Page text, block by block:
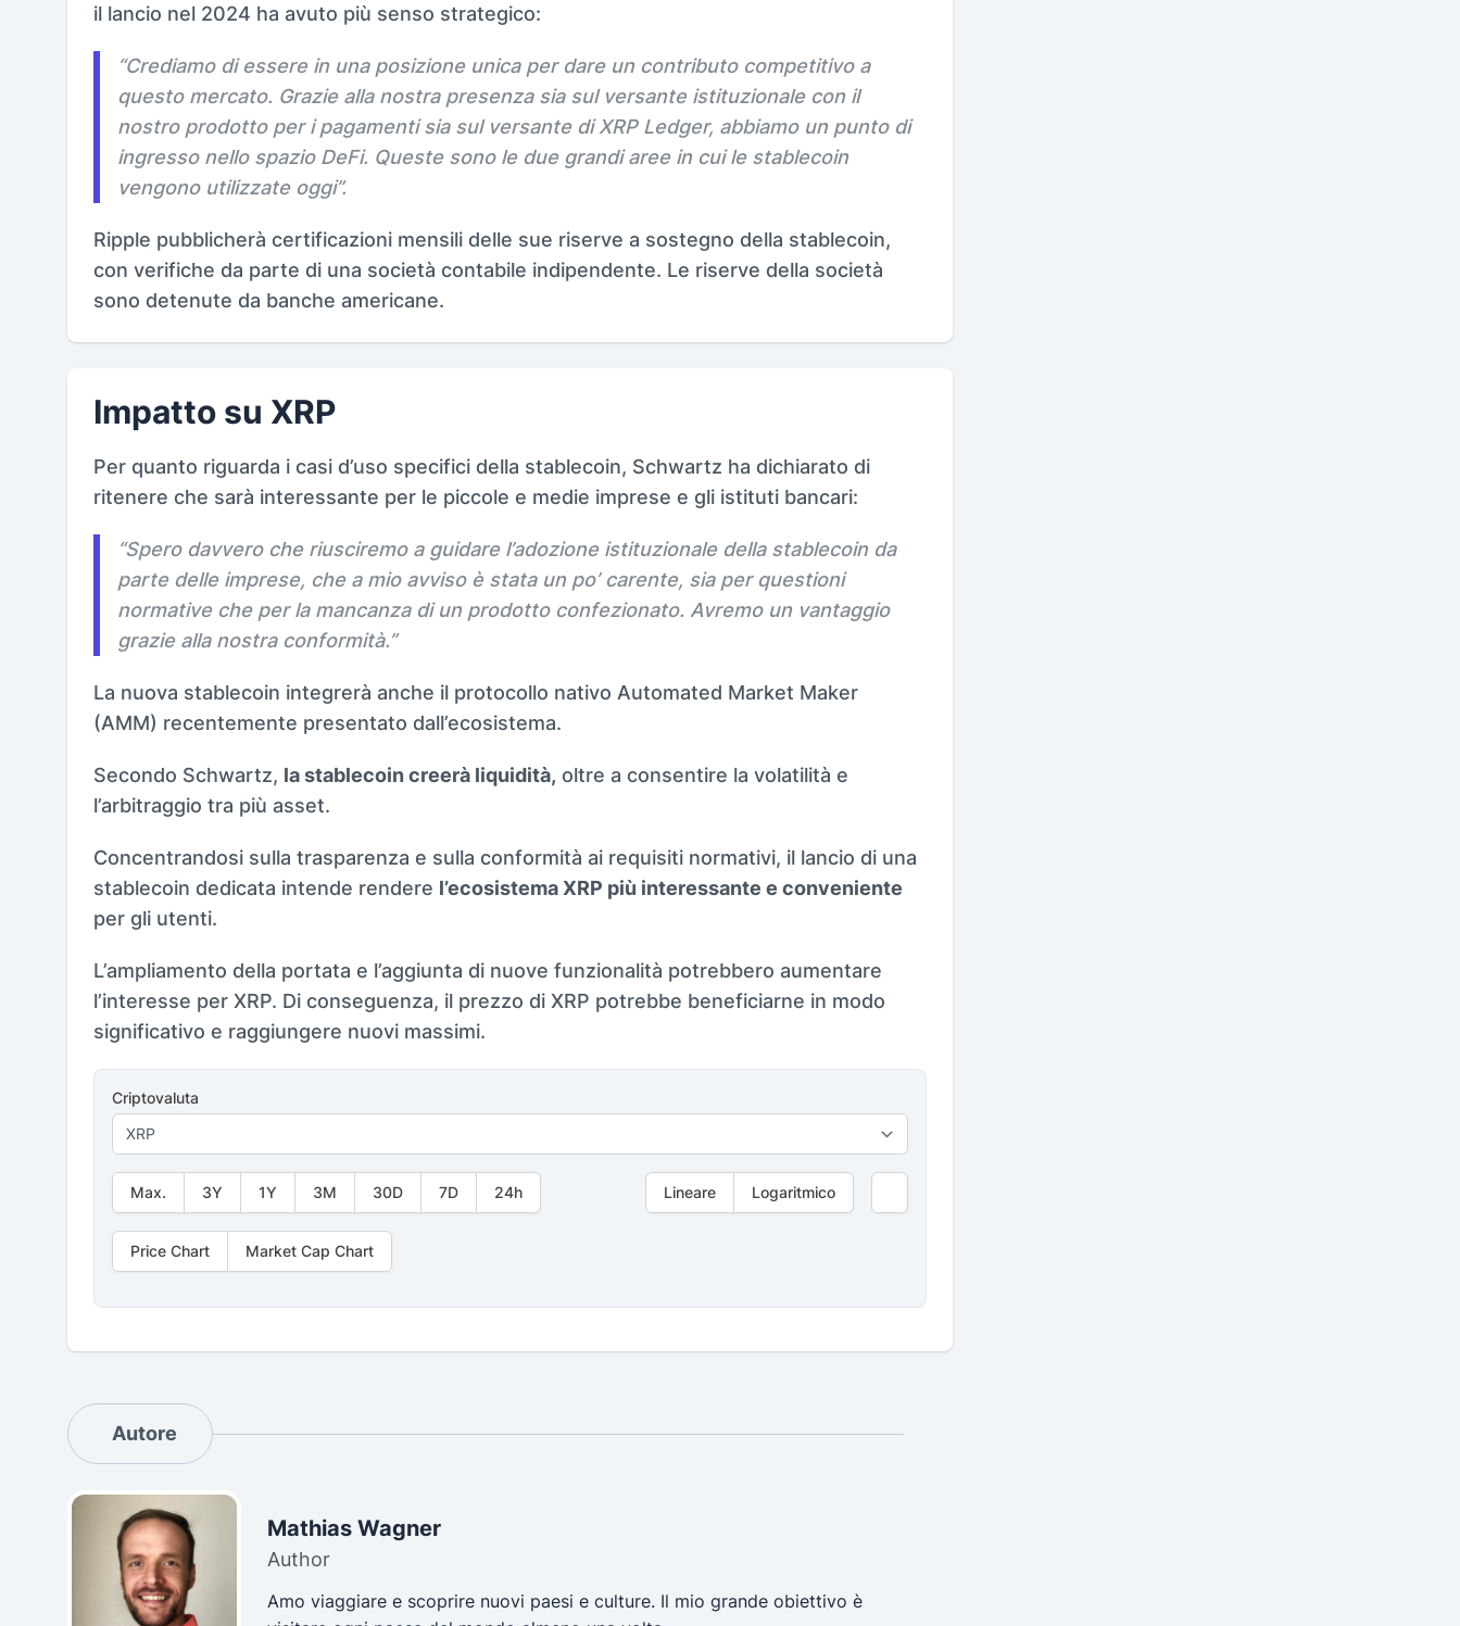
il lancio nel 2024 ha avuto più senso strategico:
“Crediamo di essere in una posizione unica per dare un contributo competitivo a
questo mercato. Grazie alla nostra presenza sia sul versante istituzionale con il
nostro prodotto per i pagamenti sia sul versante di XRP Ledger, abbiamo un punto di
ingresso nello spazio DeFi. Queste sono le due grandi aree in cui le stablecoin
vengono utilizzate oggi”.
Ripple pubblicherà certificazioni mensili delle sue riserve a sostegno della stablecoin,
con verifiche da parte di una società contabile indipendente. Le riserve della società
sono detenute da banche americane.
Impatto su XRP
Per quanto riguarda i casi d’uso specifici della stablecoin, Schwartz ha dichiarato di
ritenere che sarà interessante per le piccole e medie imprese e gli istituti bancari:
“Spero davvero che riusciremo a guidare l’adozione istituzionale della stablecoin da
parte delle imprese, che a mio avviso è stata un po’ carente, sia per questioni
normative che per la mancanza di un prodotto confezionato. Avremo un vantaggio
grazie alla nostra conformità.”
La nuova stablecoin integrerà anche il protocollo nativo Automated Market Maker
(AMM) recentemente presentato dall’ecosistema.
Secondo Schwartz, la stablecoin creerà liquidità, oltre a consentire la volatilità e
l’arbitraggio tra più asset.
Concentrandosi sulla trasparenza e sulla conformità ai requisiti normativi, il lancio di una
stablecoin dedicata intende rendere l’ecosistema XRP più interessante e conveniente
per gli utenti.
L’ampliamento della portata e l’aggiunta di nuove funzionalità potrebbero aumentare
l’interesse per XRP. Di conseguenza, il prezzo di XRP potrebbe beneficiarne in modo
significativo e raggiungere nuovi massimi.
Criptovaluta
Max. 3Y 1Y 3M 30D 7D 24h
Price Chart Market Cap Chart
Lineare Logaritmico
Autore
Mathias Wagner
Author
Amo viaggiare e scoprire nuovi paesi e culture. Il mio grande obiettivo è